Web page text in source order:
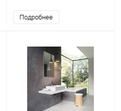
Подробнее